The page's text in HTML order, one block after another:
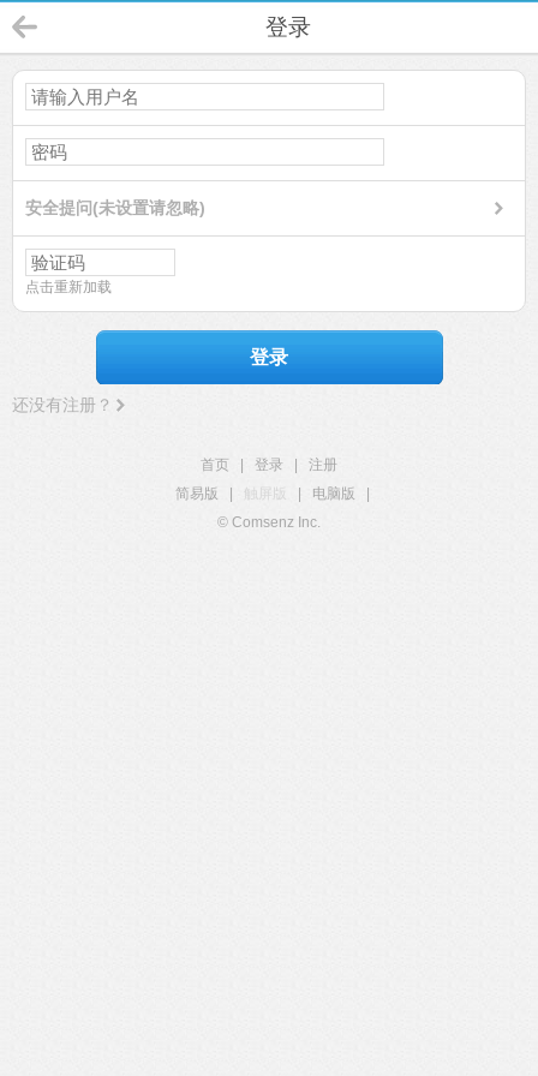
登录
安全提问(未设置请忽略)
点击重新加载
登录
还没有注册？
首页 登录
注册
简易版
触屏版 电脑版
© Comsenz Inc.